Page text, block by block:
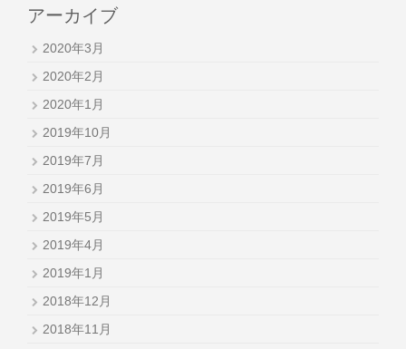
アーカイブ
2020年3月
2020年2月
2020年1月
2019年10月
2019年7月
2019年6月
2019年5月
2019年4月
2019年1月
2018年12月
2018年11月